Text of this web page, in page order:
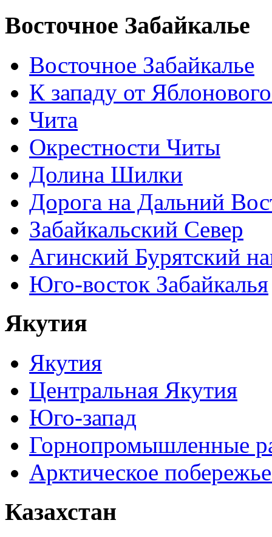
Восточное Забайкалье
Восточное Забайкалье
К западу от
Чита
Окрестности Читы
Долина Шилки
Дорога на Дальний
Забайкальский Север
Агинский Бурятский
Юго-восток Забайкалья
Якутия
Якутия
Центральная Якутия
Юго-запад
Горнопромышленные
Арктическое
Казахстан